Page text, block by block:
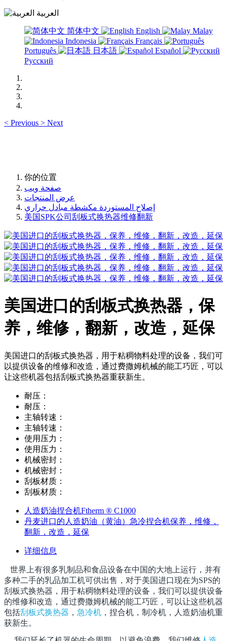
العربية
简体中文 English
Malay
Indonesia
Français
Português
日本語
Español
Русский
< Previous > Next
你的位置
صفحة ويب
عرض المنتجات
إصلاح المستوردة مكشطة مبادل حراري
美国SPK公司刮板式换热器维修翻新
美国进口的刮板式换热器，保
养，维修，翻新，改造，延保
美国进口的刮板式换热器，用于粘稠物料处理的设备，我们可
以提供设备的维修和改造，通过费撒姆机械的能工巧匠，可以
让这些机器包括刮板式换热器重获新生。
耐压：
耐压：
主轴转速：
主轴转速：
使用压力：
使用压力：
机械密封：
机械密封：
刮板材质：
刮板材质：
人造奶油捏合机Ftherm ® C1000
丹麦进口的人造奶油（黄油）急冷捏合机保养，维修，
翻新，改造，延保
详细信息
世界上有很多乳制品和食品设备在中国的大地上运行，并有
多种二手的乳品加工机可供出售，对于美国进口现在为SPS的
刮板式换热器 ， 用于粘稠物料处理的设备，我们可以提供设备
的维修和改造，通过费撒姆机械的能工巧匠，可以让这些机器
包括刮板式换热器 ， 急冷机 ，捏合机，制冷机，人造奶油机重
获新生。